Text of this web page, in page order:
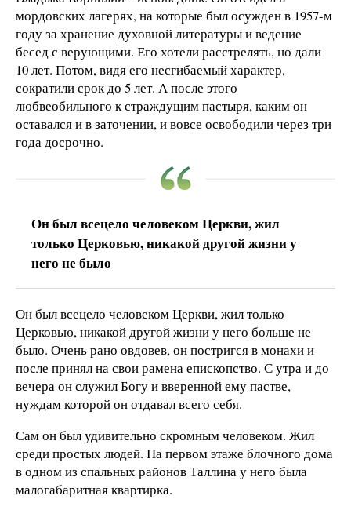
мордовских лагерях, на которые был осужден в 1957-м
году за хранение духовной литературы и ведение
бесед с верующими. Его хотели расстрелять, но дали
10 лет. Потом, видя его несгибаемый характер,
сократили срок до 5 лет. А после этого
любвеобильного к страждущим пастыря, каким он
оставался и в заточении, и вовсе освободили через три
года досрочно.
Он был всецело человеком Церкви, жил
только Церковью, никакой другой жизни у
него не было
Он был всецело человеком Церкви, жил только
Церковью, никакой другой жизни у него больше не
было. Очень рано овдовев, он постригся в монахи и
после принял на свои рамена епископство. С утра и до
вечера он служил Богу и вверенной ему пастве,
нуждам которой он отдавал всего себя.
Сам он был удивительно скромным человеком. Жил
среди простых людей. На первом этаже блочного дома
в одном из спальных районов Таллина у него была
малогабаритная квартирка.